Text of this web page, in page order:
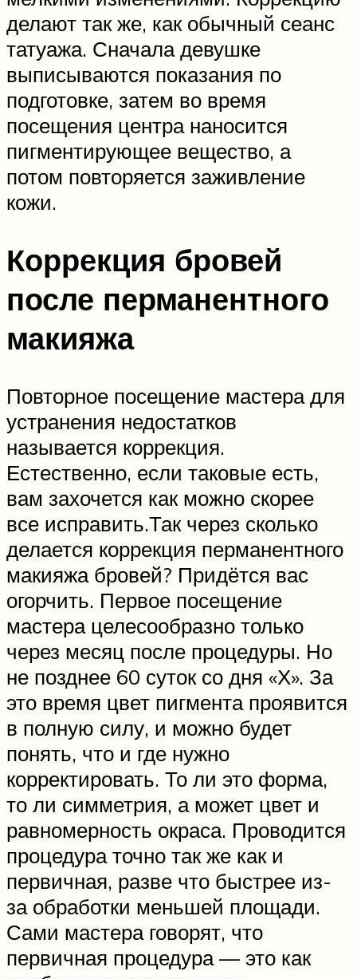
делают так же, как обычный сеанс
татуажа. Сначала девушке
выписываются показания по
подготовке, затем во время
посещения центра наносится
пигментирующее вещество, а
потом повторяется заживление
кожи.
Коррекция бровей
после перманентного
макияжа
Повторное посещение мастера для
устранения недостатков
называется коррекция.
Естественно, если таковые есть,
вам захочется как можно скорее
все исправить.Так через сколько
делается коррекция перманентного
макияжа бровей? Придётся вас
огорчить. Первое посещение
мастера целесообразно только
через месяц после процедуры. Но
не позднее 60 суток со дня «Х». За
это время цвет пигмента проявится
в полную силу, и можно будет
понять, что и где нужно
корректировать. То ли это форма,
то ли симметрия, а может цвет и
равномерность окраса. Проводится
процедура точно так же как и
первичная, разве что быстрее из-
за обработки меньшей площади.
Сами мастера говорят, что
первичная процедура — это как